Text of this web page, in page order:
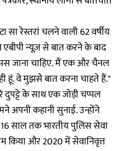
सा रेस्तरां चलने वाली 62 वर्षीय
एबीपी न्यूज़ से बात करने के बाद
जाना चाहिए. मैं एक और चैनल
हूं. वे मुझसे बात करना चाहते हैं."
के साथ एक जोड़ी चप्पल
अपनी कहानी सुनाई. उन्होंने
साल तक भारतीय पुलिस सेवा
और 2020 में सेवानिवृत्त